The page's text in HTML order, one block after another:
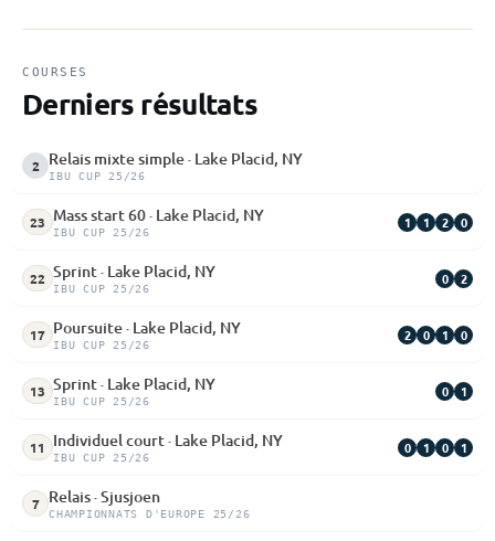
COURSES
Derniers résultats
2 Relais mixte simple · Lake Placid, NY
IBU CUP 25/26
23 Mass start 60 · Lake Placid, NY
IBU CUP 25/26
1 1 2 0
22 Sprint · Lake Placid, NY
IBU CUP 25/26
0 2
17 Poursuite · Lake Placid, NY
IBU CUP 25/26
2 0 1 0
13 Sprint · Lake Placid, NY
IBU CUP 25/26
0 1
11 Individuel court · Lake Placid, NY
IBU CUP 25/26
0 1 0 1
7 Relais · Sjusjoen
CHAMPIONNATS D'EUROPE 25/26